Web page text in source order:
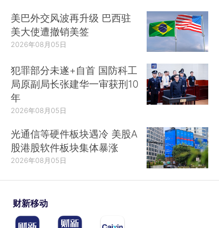
美巴外交风波再升级 巴西驻
美大使遭撤销美签
2026年08月05日
犯罪部分未遂+自首 国防科工
局原副局长张建华一审获刑10
年
2026年08月05日
光通信等硬件板块遇冷 美股A
股港股软件板块集体暴涨
2026年08月05日
财新移动